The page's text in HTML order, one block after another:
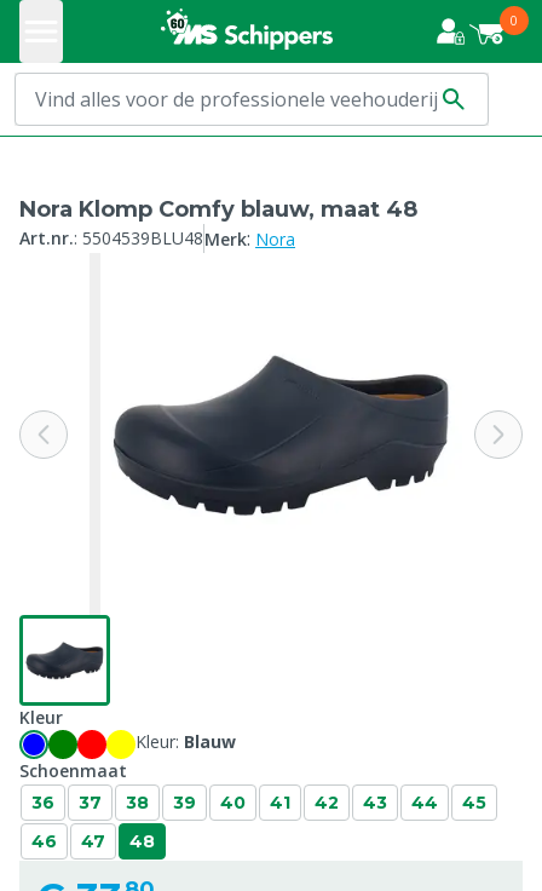
0
Nora Klomp Comfy blauw, maat 48
Art.nr.: 5504539BLU48Merk: Nora
Kleur
Kleur: Blauw
Schoenmaat
36 37 38 39 40 41 42 43 44
45
46
47 48